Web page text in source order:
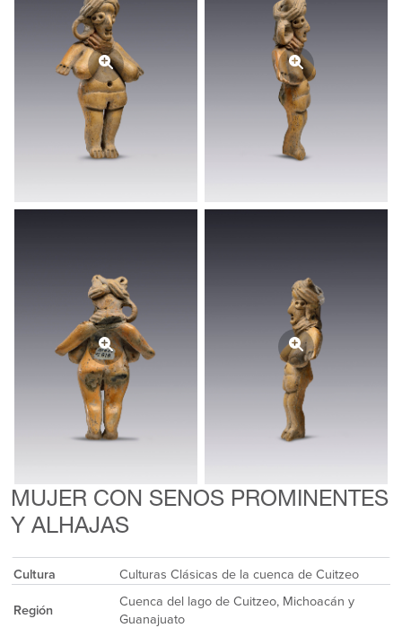
MUJER CON SENOS PROMINENTES
Y ALHAJAS
Cultura Culturas Clásicas de la cuenca de Cuitzeo
Región
Cuenca del lago de Cuitzeo, Michoacán y
Guanajuato